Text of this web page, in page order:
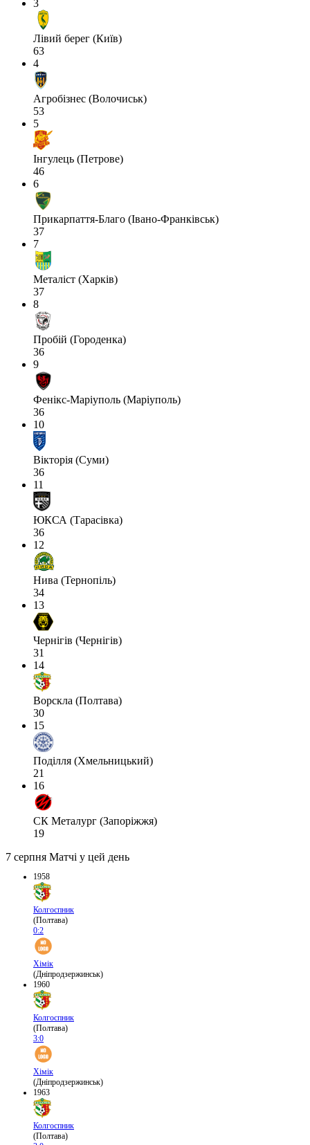
3
Лівий берег (Київ)
63
4
Агробізнес (Волочиськ)
53
5
Інгулець (Петрове)
46
6
Прикарпаття-Благо (Івано-Франківськ)
37
7
Металіст (Харків)
37
8
Пробій (Городенка)
36
9
Фенікс-Маріуполь (Маріуполь)
36
10
Вікторія (Суми)
36
11
ЮКСА (Тарасівка)
36
12
Нива (Тернопіль)
34
13
Чернігів (Чернігів)
31
14
Ворскла (Полтава)
30
15
Поділля (Хмельницький)
21
16
СК Металург (Запоріжжя)
19
7 серпня Матчі у цей день
1958
Колгоспник
(Полтава)
0:2
Хімік
(Дніпродзержинськ)
1960
Колгоспник
(Полтава)
3:0
Хімік
(Дніпродзержинськ)
1963
Колгоспник
(Полтава)